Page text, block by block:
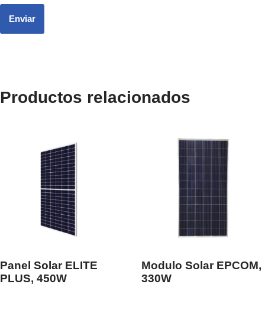
Productos relacionados
Panel Solar ELITE
PLUS, 450W
Modulo Solar EPCOM,
330W